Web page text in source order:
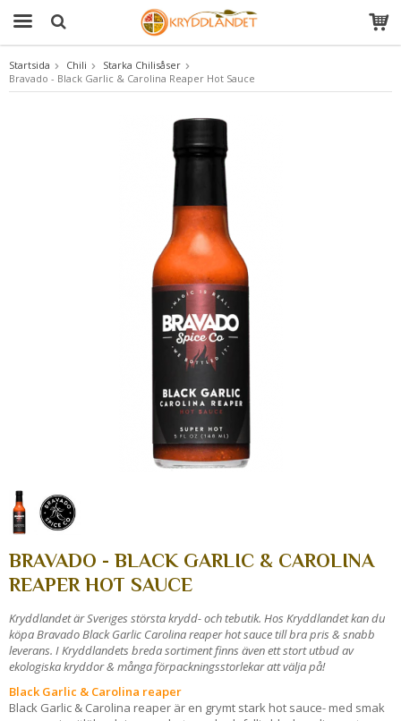
Produkten har blivit tillagd i varukorgen
Startsida Chili
Starka Chilisåser
Bravado - Black Garlic & Carolina Reaper Hot Sauce
BRAVADO - BLACK GARLIC & CAROLINA
REAPER HOT SAUCE
Kryddlandet är Sveriges största krydd- och tebutik. Hos Kryddlandet kan du
köpa Bravado Black Garlic Carolina reaper hot sauce till bra pris & snabb
leverans. I Kryddlandets breda sortiment finns även ett stort utbud av
ekologiska kryddor & många förpackningsstorlekar att välja på!
Black Garlic & Carolina reaper
Black Garlic & Carolina reaper är en grymt stark hot sauce- med smak